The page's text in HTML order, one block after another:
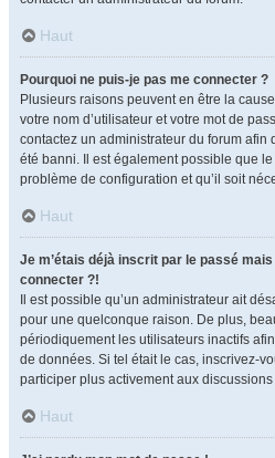
Haut
Pourquoi ne puis-je pas me connecter ?
Plusieurs raisons peuvent en être la
votre nom d’utilisateur et votre mot de
contactez un administrateur du forum afin
été banni. Il est également possible que
problème de configuration et qu’il soit
Haut
Je m’étais déjà inscrit par le passé
connecter ?!
Il est possible qu’un administrateur ait
pour une quelconque raison. De plus,
périodiquement les utilisateurs inactifs
de données. Si tel était le cas, inscrivez-
participer plus activement aux
Haut